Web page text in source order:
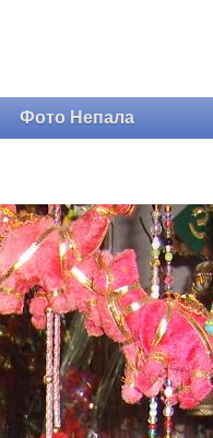
Фото Непала